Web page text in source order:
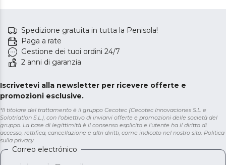
Spedizione gratuita in tutta la Penisola!
Paga a rate
Gestione dei tuoi ordini 24/7
2 anni di garanzia
Iscrivetevi alla newsletter per ricevere offerte e
promozioni esclusive.
*Il titolare del trattamento è il gruppo Cecotec (Cecotec Innovaciones S.L. e
Solotriatlon S.L.), con l'obiettivo di inviarvi offerte e promozioni delle società del
gruppo. La base di legittimità è il consenso esplicito e l'utente ha il diritto di
accesso, rettifica, cancellazione e altri diritti, come indicato nel nostro sito. Politica
sulla privacy
Correo electrónico